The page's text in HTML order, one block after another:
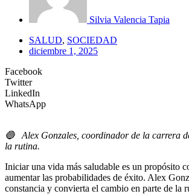
Silvia Valencia Tapia
SALUD, SOCIEDAD
diciembre 1, 2025
Facebook
Twitter
LinkedIn
WhatsApp
🔵Alex Gonzales, coordinador de la carrera
la rutina.
Iniciar una vida más saludable es un propósito
aumentar las probabilidades de éxito. Alex
constancia y convierta el cambio en parte de la